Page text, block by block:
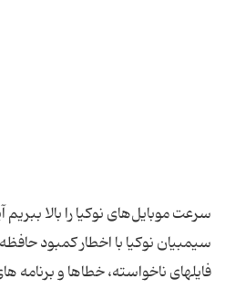
سرعت موبایل‌های نوکیا را بالا
سیمبیان نوکیا با اخطار کمبود
فایلهای ناخواسته، خطاها و برنامه